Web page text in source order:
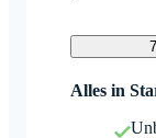
Alles in